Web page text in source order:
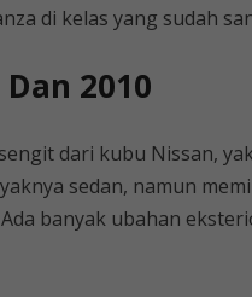
di kelas yang sudah
2010
dari kubu Nissan,
sedan, namun
banyak ubahan